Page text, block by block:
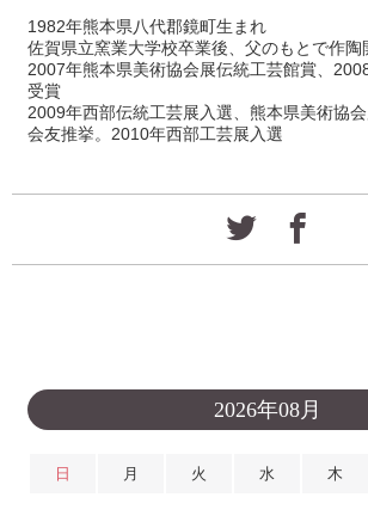
1982年熊本県八代郡鏡町生まれ
佐賀県立窯業大学校卒業後、父のもとで作陶
2007年熊本県美術協会展伝統工芸館賞、
受賞
2009年西部伝統工芸展入選、熊本県美術協
会友推挙。2010年西部工芸展入選
2026年08月
日 月 火 水 木